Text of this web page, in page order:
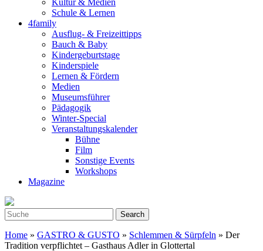
Kultur & Medien
Schule & Lernen
4family
Ausflug- & Freizeittipps
Bauch & Baby
Kindergeburtstage
Kinderspiele
Lernen & Fördern
Medien
Museumsführer
Pädagogik
Winter-Special
Veranstaltungskalender
Bühne
Film
Sonstige Events
Workshops
Magazine
Home » GASTRO & GUSTO » Schlemmen & Sürpfeln » Der
Tradition verpflichtet – Gasthaus Adler in Glottertal